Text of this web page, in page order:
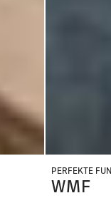
PERFEKTE
WMF